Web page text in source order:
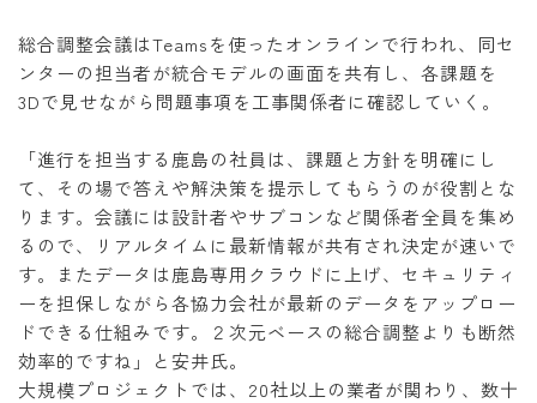
総合調整会議はTeamsを使ったオンラインで行われ、同セ
ンターの担当者が統合モデルの画面を共有し、各課題を
3Dで見せながら問題事項を工事関係者に確認していく。
「進行を担当する鹿島の社員は、課題と方針を明確にし
て、その場で答えや解決策を提示してもらうのが役割とな
ります。会議には設計者やサブコンなど関係者全員を集め
るので、リアルタイムに最新情報が共有され決定が速いで
す。またデータは鹿島専用クラウドに上げ、セキュリティ
ーを担保しながら各協力会社が最新のデータをアップロー
ドできる仕組みです。２次元ベースの総合調整よりも断然
効率的ですね」と安井氏。
大規模プロジェクトでは、20社以上の業者が関わり、数十